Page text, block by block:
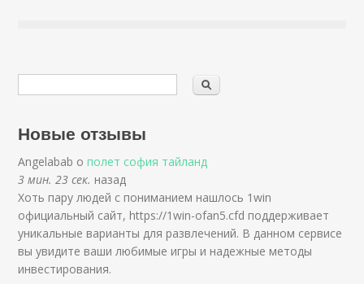
Новые отзывы
Angelabab ополет софия тайланд
3 мин. 23 сек. назад
Хоть пару людей с пониманием нашлось 1win
официальный сайт, https://1win-ofan5.cfd поддерживает
уникальные варианты для развлечений. В данном сервисе
вы увидите ваши любимые игры и надежные методы
инвестирования.